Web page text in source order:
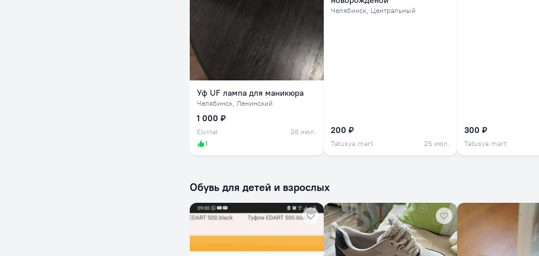
Уф UF лампа для маникюра
Челябинск, Ленинский
1 000 ₽
ElvinaI
26 июл.
1
Челябинск, Центральный
200 ₽
Tatusya.mart 25 июл.
300 ₽
Tatusya.mart
Обувь для детей и взрослых